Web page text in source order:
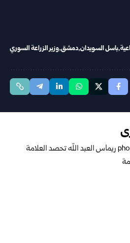
باسل السويدان دمشق وزير الزراعة السوري